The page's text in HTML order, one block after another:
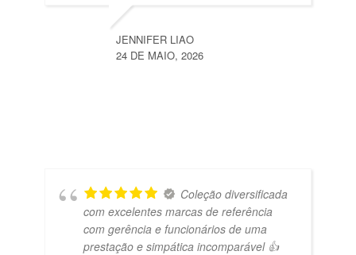
JENNIFER LIAO
24 DE MAIO, 2026
Coleção diversificada
com excelentes marcas de referência
com gerência e funcionários de uma
prestação e simpática incomparável 👍